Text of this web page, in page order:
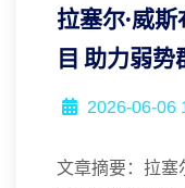
拉塞尔·威
目 助力弱
2026-06-06
文章摘要：拉塞